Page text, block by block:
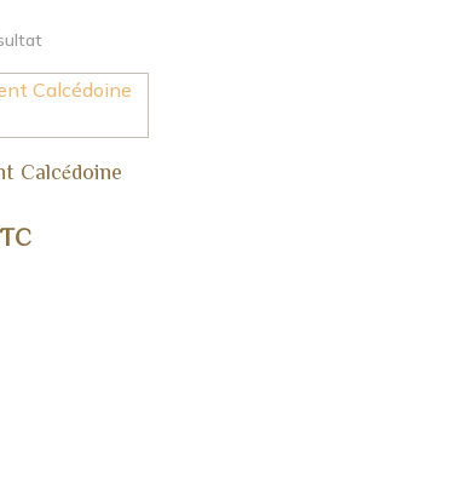
Calcédoine